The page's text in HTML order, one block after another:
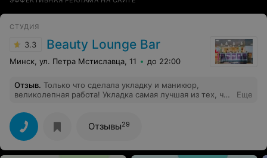
СТУДИЯ
3.3 Beauty Lounge Bar
Минск, ул. Петра Мстиславца, 11 до 22:00
Отзыв. Только что сделала укладку и маникюр,
великолепная работа! Укладка самая лучшая из тех, что
лучшая! Укладывались долго, но это того стоило.
Маникюр очень аккуратный, мастер относится к своей
работе основательно. Девочки, спасибо! Я довольна.
Еще
Отзывы29